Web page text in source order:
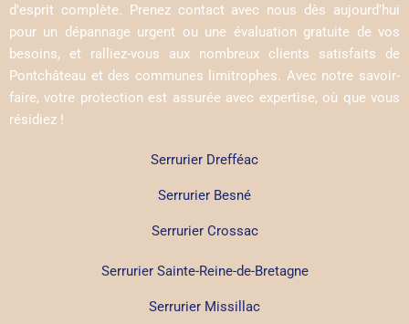
d’esprit complète. Prenez contact avec nous dès aujourd’hui
pour un dépannage urgent ou une évaluation gratuite de vos
besoins, et ralliez-vous aux nombreux clients satisfaits de
Pontchâteau et des communes limitrophes. Avec notre savoir-
faire, votre protection est assurée avec expertise, où que vous
résidiez !
Serrurier Drefféac
Serrurier Besné
Serrurier Crossac
Serrurier Sainte-Reine-de-Bretagne
Serrurier Missillac